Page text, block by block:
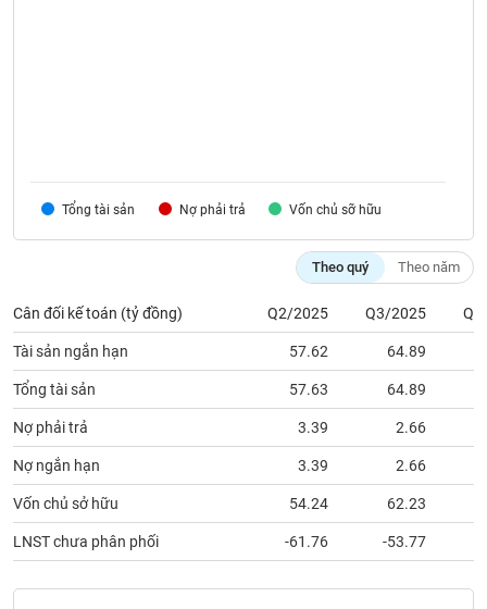
Tổng tài sản Nợ phải trả Vốn chủ sỡ hữu
Theo quý Theo năm
Cân đối kế toán (tỷ đồng) Q2/2025 Q3/2025
Tài sản ngắn hạn 57.62 64.89
Tổng tài sản 57.63 64.89
Nợ phải trả 3.39 2.66
Nợ ngắn hạn 3.39 2.66
Vốn chủ sở hữu 54.24 62.23
LNST chưa phân phối -61.76 -53.77
THÔNG
TIỆN
ÍCH
BẤT
ĐỘNG
SẢN
Mã
chứng
(-)